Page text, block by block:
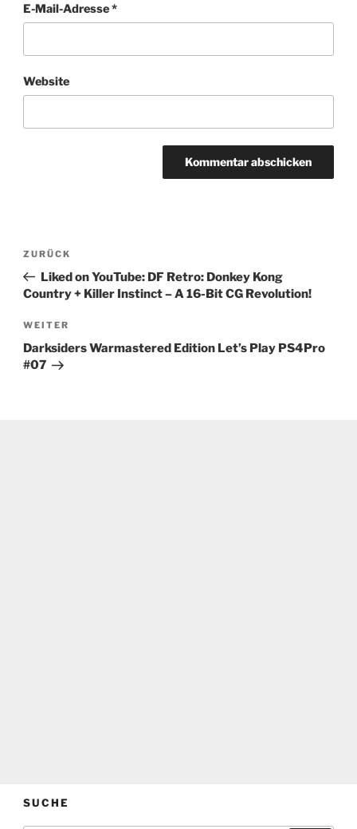
E-Mail-Adresse*
Website
Beitragsnavigation
Vorheriger
Beitrag
ZURÜCK
Liked on YouTube: DF Retro: Donkey Kong
Country + Killer Instinct – A 16-Bit CG Revolution!
Nächster
Beitrag
WEITER
Darksiders Warmastered Edition Let’s Play PS4Pro
#07
SUCHE